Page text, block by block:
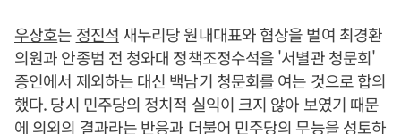
우상호는 정진석 새누리당 원내대표와 협상을 벌여 최경환
의원과 안종범 전 청와대 정책조정수석을 '서별관 청문회'
증인에서 제외하는 대신 백남기 청문회를 여는 것으로 합의
했다. 당시 민주당의 정치적 실익이 크지 않아 보였기 때문
에 의외의 결과라는 반응과 더불어 민주당의 무능을 성토하